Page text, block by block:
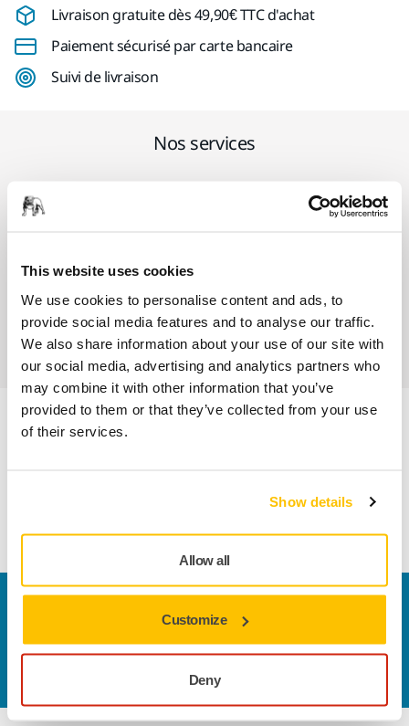
This website uses cookies
We use cookies to personalise content and ads, to
provide social media features and to analyse our traffic.
We also share information about your use of our site with
our social media, advertising and analytics partners who
may combine it with other information that you’ve
provided to them or that they’ve collected from your use
of their services.
Show details
Allow all
Customize
Deny
Livraison gratuite dès 49,90€ TTC d'achat
Paiement sécurisé par carte bancaire
Suivi de livraison
Nos services
Abrasifs & outils professionnels au service d'une
finition impeccable
Support pour pistolet peinture pour Servante Modulaire /
Vous souhaitez en savoir plus ?
nouset notre équipe d'experts répondra à vos